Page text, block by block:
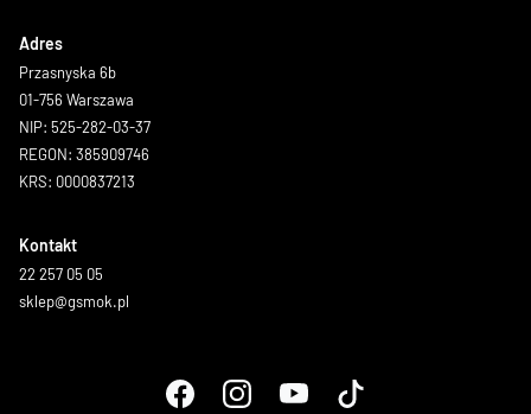
Adres
Przasnyska 6b
01-756 Warszawa
NIP: 525-282-03-37
REGON: 385909746
KRS: 0000837213
Kontakt
22 257 05 05
sklep@gsmok.pl